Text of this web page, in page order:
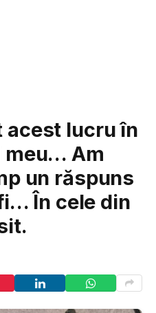
acest lucru în
meu… Am
un răspuns
În cele din